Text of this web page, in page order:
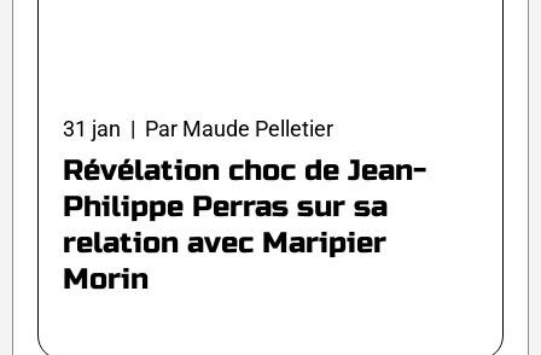
31 jan | Par Maude Pelletier
Révélation choc de Jean-
Philippe Perras sur sa
relation avec Maripier
Morin